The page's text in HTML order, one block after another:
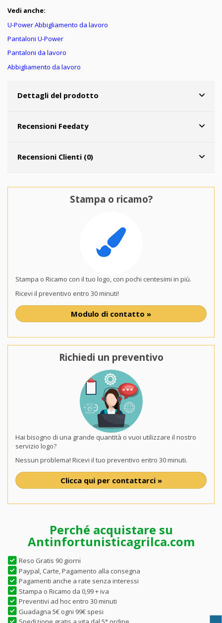
Vedi anche:
U-Power Abbigliamento da lavoro
Pantaloni U-Power
Pantaloni da lavoro
Abbigliamento da lavoro
Dettagli del prodotto
Recensioni Feedaty
Recensioni Clienti (0)
Stampa o ricamo?
Stampa o Ricamo con il tuo logo, con pochi centesimi in più.
Ricevi il preventivo entro 30 minuti!
Modulo di contatto »
Richiedi un preventivo
Hai bisogno di una grande quantità o vuoi utilizzare il nostro
servizio logo?
Nessun problema! Ricevi il tuo preventivo entro 30 minuti.
Clicca qui per contattarci »
Perché acquistare su
Antinfortunisticagrilca.com
Reso Gratis 90 giorni
Paypal, Carte, Pagamento alla consegna
Pagamenti anche a rate senza interessi
Stampa o Ricamo da 0,99 + iva
Preventivi ad hoc entro 30 minuti
Guadagna 5€ ogni 99€ spesi